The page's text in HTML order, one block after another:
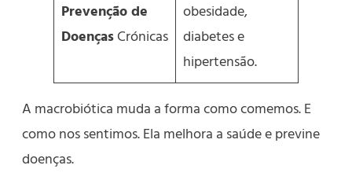
Prevenção de
DoençasCrónicas
obesidade,
diabetes e
hipertensão.
A macrobiótica muda a forma como comemos. E
como nos sentimos. Ela melhora a saúde e previne
doenças.